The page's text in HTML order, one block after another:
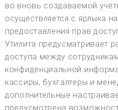
во вновь создаваемой
осуществляется с ярлыка
предоставления прав
Утилита предусматривает
доступа между
конфиденциальной
кассиры, бухгалтеры и
дополнительные
предусмотрена